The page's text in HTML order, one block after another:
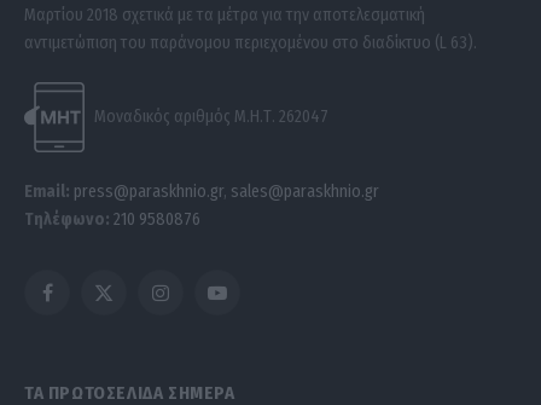
Μαρτίου 2018 σχετικά με τα μέτρα για την αποτελεσματική
αντιμετώπιση του παράνομου περιεχομένου στο διαδίκτυο (L 63).
Μοναδικός αριθμός Μ.Η.Τ. 262047
Email: press@paraskhnio.gr, sales@paraskhnio.gr
Τηλέφωνο: 210 9580876
Facebook
X
InstagramYouTube
ΤΑ ΠΡΩΤΟΣΕΛΙΔΑ ΣΗΜΕΡΑ